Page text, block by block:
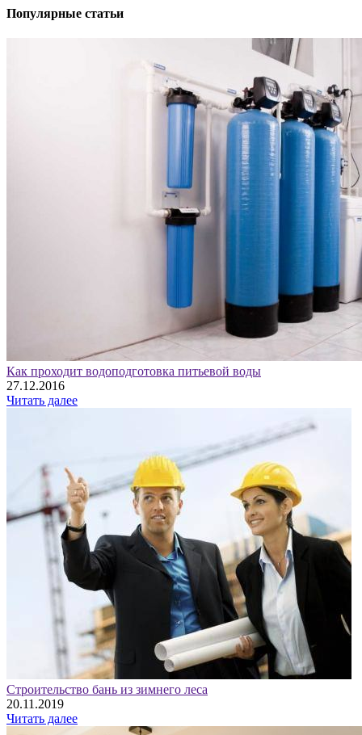
Популярные статьи
Как проходит водоподготовка питьевой воды
27.12.2016
Читать далее
Строительство бань из зимнего леса
20.11.2019
Читать далее